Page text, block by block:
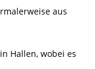
aus
Hallen, wobei es